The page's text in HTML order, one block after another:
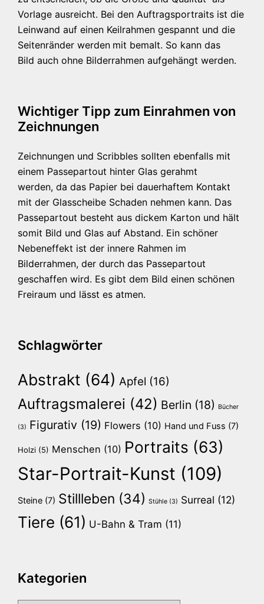
Vorlage ausreicht. Bei den Auftragsportraits ist die
Leinwand auf einen Keilrahmen gespannt und die
Seitenränder werden mit bemalt. So kann das
Bild auch ohne Bilderrahmen aufgehängt werden.
Wichtiger Tipp zum Einrahmen von
Zeichnungen
Zeichnungen und Scribbles sollten ebenfalls mit
einem Passepartout hinter Glas gerahmt
werden, da das Papier bei dauerhaftem Kontakt
mit der Glasscheibe Schaden nehmen kann. Das
Passepartout besteht aus dickem Karton und hält
somit Bild und Glas auf Abstand. Ein schöner
Nebeneffekt ist der innere Rahmen im
Bilderrahmen, der durch das Passepartout
geschaffen wird. Es gibt dem Bild einen schönen
Freiraum und lässt es atmen.
Schlagwörter
Abstrakt (64) Apfel (16)
Auftragsmalerei (42) Berlin (18) Bücher
(3) Figurativ (19) Flowers (10) Hand und Fuss (7)
Holzi (5) Menschen (10) Portraits (63)
Star-Portrait-Kunst (109)
Steine (7) Stillleben (34) Stühle (3) Surreal (12)
Tiere (61) U-Bahn & Tram (11)
Kategorien